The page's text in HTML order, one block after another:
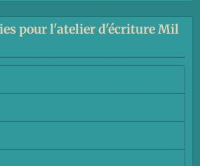
pour l'atelier d'écriture Mil